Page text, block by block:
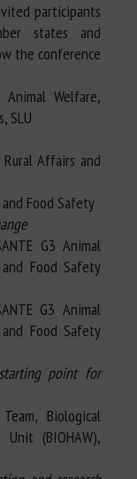
participants
states and
the conference
Welfare,
SLU
Affairs and
Food Safety
G3 Animal
Food Safety
G3 Animal
Food Safety
point for
Biological
(BIOHAW),